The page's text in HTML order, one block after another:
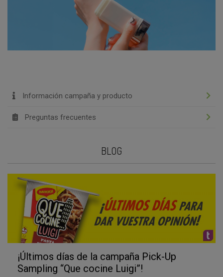
Información campaña y producto
Preguntas frecuentes
BLOG
¡Últimos días de la campaña Pick-Up
Sampling “Que cocine Luigi”!